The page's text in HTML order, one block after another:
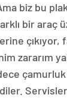
biz bu
bir araç
çıkıyor,
zararım